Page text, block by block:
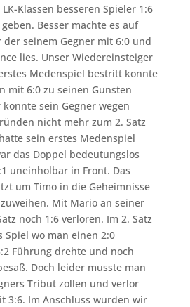
Klassen besseren Spieler 1:6
Besser machte es auf
der seinem Gegner mit 6:0 und
lies. Unser Wiedereinsteiger
Medenspiel bestritt konnte
mit 6:0 zu seinen Gunsten
sein Gegner wegen
nicht mehr zum 2. Satz
sein erstes Medenspiel
das Doppel bedeutungslos
uneinholbar in Front. Das
um Timo in die Geheimnisse
Mit Mario an seiner
noch 1:6 verloren. Im 2. Satz
Spiel wo man einen 2:0
Führung drehte und noch
Doch leider musste man
Tribut zollen und verlor
3:6. Im Anschluss wurden wir